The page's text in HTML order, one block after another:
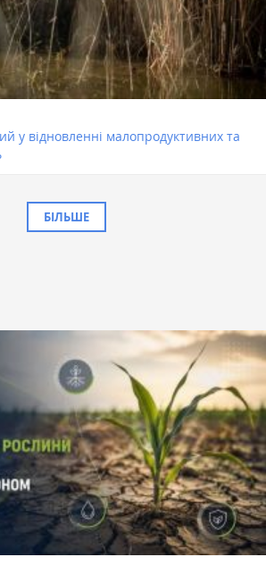
у відновленні малопродуктивних та
БІЛЬШЕ